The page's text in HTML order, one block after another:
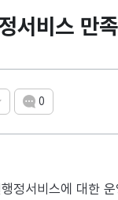
서비스 만
댓글 수
0
정서비스에 대한